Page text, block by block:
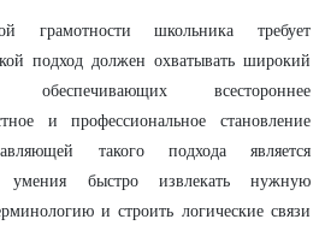
грамотности школьника требует
подход должен охватывать широкий
обеспечивающих всестороннее
и профессиональное становление
такого подхода является
умения быстро извлекать нужную
и строить логические связи